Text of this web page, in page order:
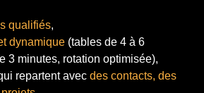
qualifiés,
dynamique (tables de 4 à 6
3 minutes, rotation optimisée),
repartent avec des contacts, des